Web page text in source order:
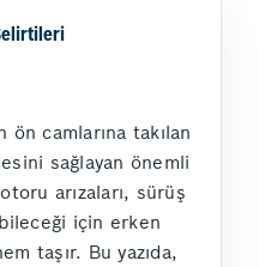
camlarına takılan
sağlayan önemli
arızaları, sürüş
için erken
taşır. Bu yazıda,